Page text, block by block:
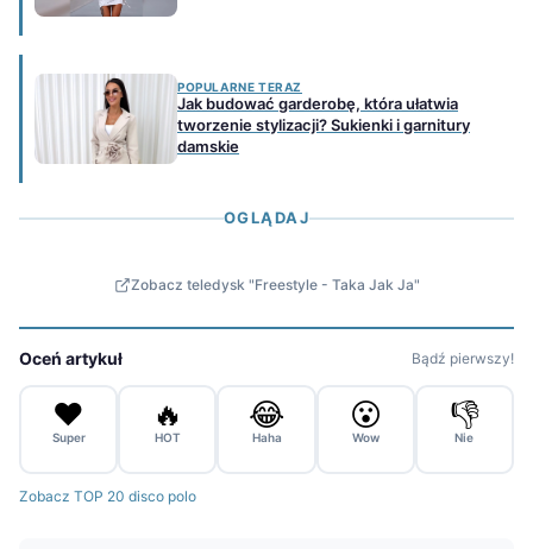
POPULARNE TERAZ
Jak budować garderobę, która ułatwia
tworzenie stylizacji? Sukienki i garnitury
damskie
OGLĄDAJ
Zobacz teledysk "Freestyle - Taka Jak Ja"
Oceń artykuł Bądź pierwszy!
❤️
Super
🔥
HOT
😂
Haha
😮
Wow
👎
Nie
Zobacz TOP 20 disco polo